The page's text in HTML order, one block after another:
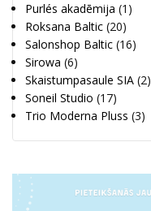
Purlés akadēmija (1)
Roksana Baltic (20)
Salonshop Baltic (16)
Sirowa (6)
Skaistumpasaule SIA (2)
Soneil Studio (17)
Trio Moderna Pluss (3)